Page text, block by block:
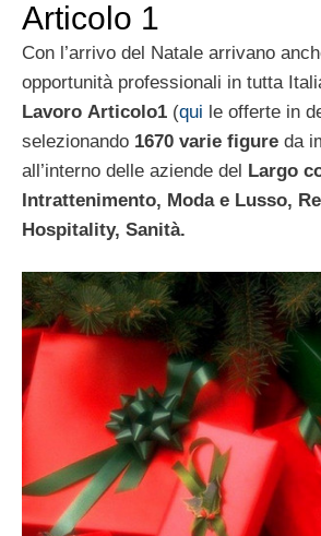
Articolo 1
Con l’arrivo del Natale arrivano
opportunità professionali in tutta
Lavoro Articolo1 (qui le offerte in
selezionando 1670 varie figure da
all’interno delle aziende del Largo
Intrattenimento, Moda e Lusso,
Hospitality, Sanità.